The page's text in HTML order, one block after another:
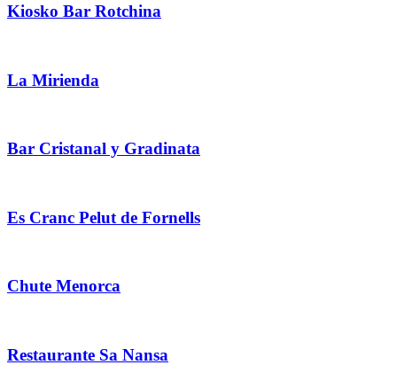
Kiosko Bar Rotchina
La Mirienda
Bar Cristanal y Gradinata
Es Cranc Pelut de Fornells
Chute Menorca
Restaurante Sa Nansa